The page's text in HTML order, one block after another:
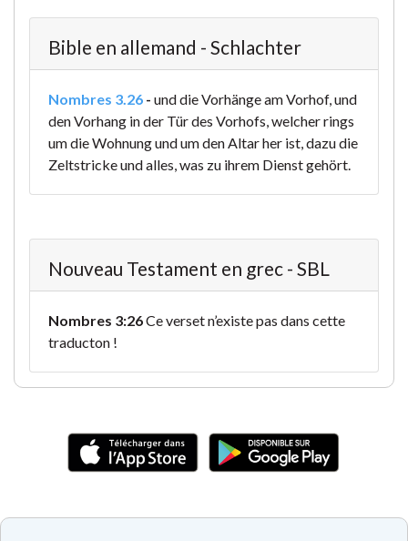
Bible en allemand - Schlachter
Nombres 3.26 - und die Vorhänge am Vorhof, und
den Vorhang in der Tür des Vorhofs, welcher rings
um die Wohnung und um den Altar her ist, dazu die
Zeltstricke und alles, was zu ihrem Dienst gehört.
Nouveau Testament en grec - SBL
Nombres 3:26Ce verset n’existe pas dans cette
traducton !